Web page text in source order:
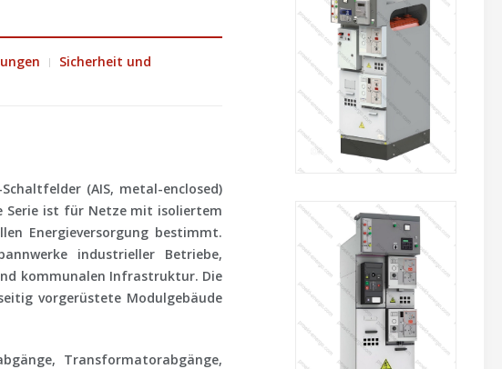
Sicherheit und
(AIS, metal-enclosed)
Serie ist für Netze mit isoliertem
Energieversorgung bestimmt.
industrieller Betriebe,
kommunalen Infrastruktur. Die
vorgerüstete Modulgebäude
Transformatorabgänge,